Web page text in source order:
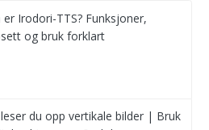
er Irodori-TTS? Funksjoner,
og bruk forklart
leser du opp vertikale bilder | Bruk